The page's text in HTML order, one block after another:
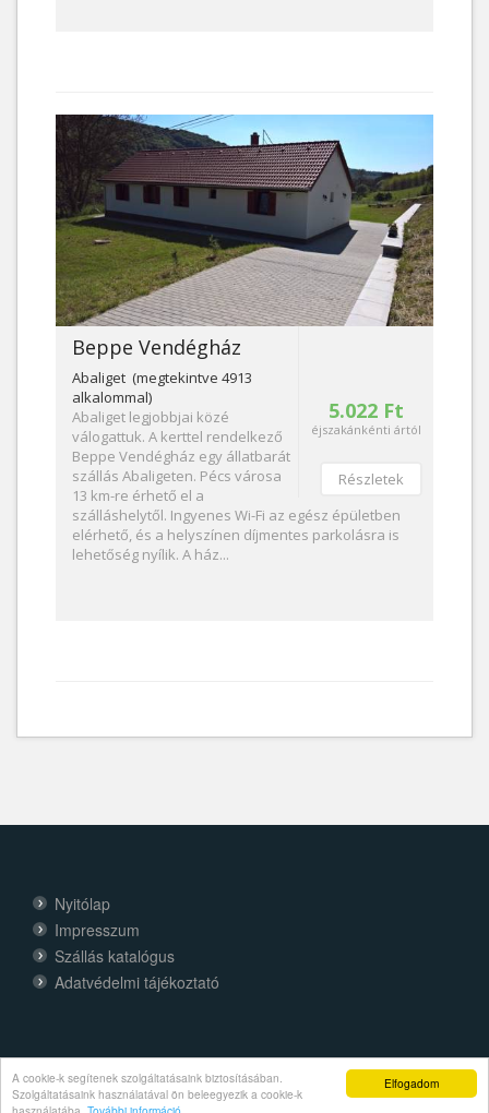
Elfogadom
A cookie-k segítenek szolgáltatásaink biztosításában.
Szolgáltatásaink használatával ön beleegyezik a cookie-k
5.022 Ft
éjszakánkénti ártól
Részletek
Beppe Vendégház
Abaliget (megtekintve 4913
alkalommal)
Abaliget legjobbjai közé
válogattuk. A kerttel rendelkező
Beppe Vendégház egy állatbarát
szállás Abaligeten. Pécs városa
13 km-re érhető el a
szálláshelytől. Ingyenes Wi-Fi az egész épületben
elérhető, és a helyszínen díjmentes parkolásra is
lehetőség nyílik. A ház...
Nyitólap
Impresszum
Szállás katalógus
Adatvédelmi tájékoztató